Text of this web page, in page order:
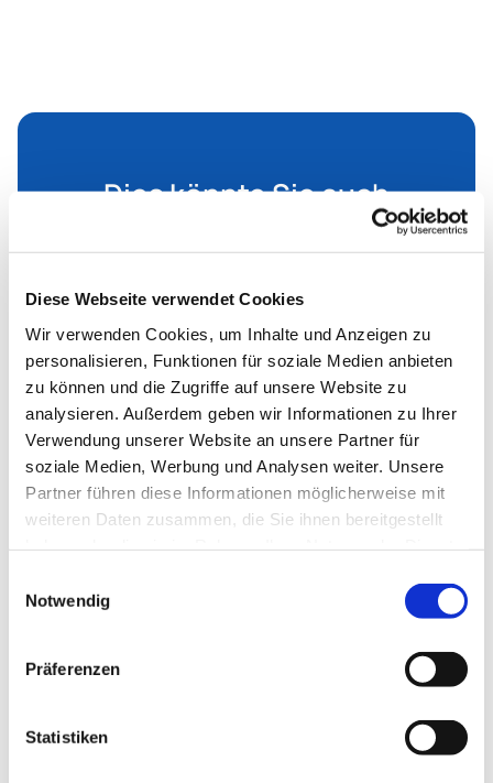
Diese Webseite verwendet Cookies
Wir verwenden Cookies, um Inhalte und Anzeigen zu
personalisieren, Funktionen für soziale Medien anbieten
zu können und die Zugriffe auf unsere Website zu
analysieren. Außerdem geben wir Informationen zu Ihrer
Verwendung unserer Website an unsere Partner für
soziale Medien, Werbung und Analysen weiter. Unsere
Partner führen diese Informationen möglicherweise mit
weiteren Daten zusammen, die Sie ihnen bereitgestellt
Notwendig
Präferenzen
Statistiken
Dies könnte Sie auch